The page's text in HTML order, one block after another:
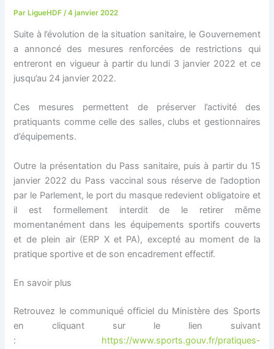
ParLigueHDF /4 janvier 2022
Suite à l’évolution de la situation sanitaire, le Gouvernement
a annoncé des mesures renforcées de restrictions qui
entreront en vigueur à partir du lundi 3 janvier 2022 et ce
jusqu’au 24 janvier 2022.
Ces mesures permettent de préserver l’activité des
pratiquants comme celle des salles, clubs et gestionnaires
d’équipements.
Outre la présentation du Pass sanitaire, puis à partir du 15
janvier 2022 du Pass vaccinal sous réserve de l’adoption
par le Parlement, le port du masque redevient obligatoire et
il est formellement interdit de le retirer même
momentanément dans les équipements sportifs couverts
et de plein air (ERP X et PA), excepté au moment de la
pratique sportive et de son encadrement effectif.
En savoir plus
Retrouvez le communiqué officiel du Ministère des Sports
en cliquant sur le lien suivant
: https://www.sports.gouv.fr/pratiques-